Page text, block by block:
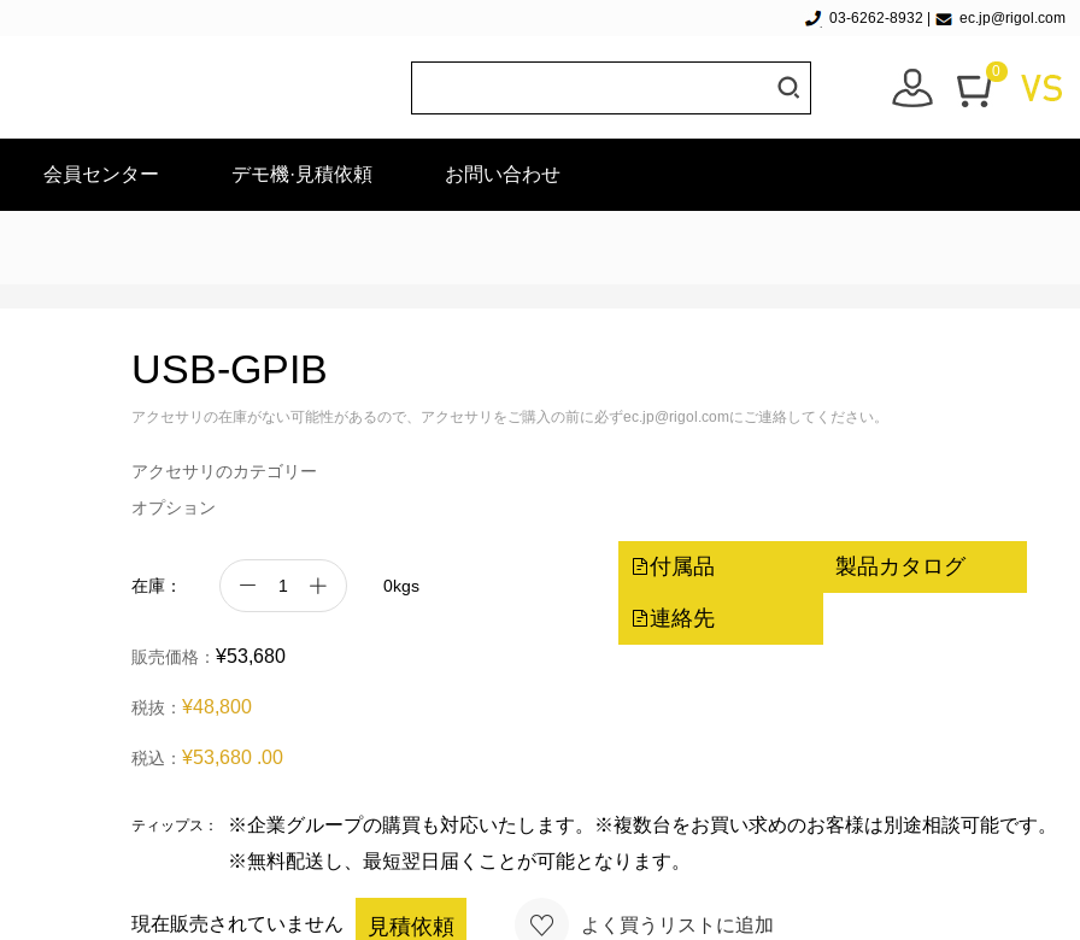
03-6262-8932 ec.jp@rigol.com
0
会員センター デモ機·見積依頼 お問い合わせ
USB-GPIB
アクセサリの在庫がない可能性があるので、アクセサリをご購入の前に必ずec.jp@rigol.comにご連絡してください。
アクセサリのカテゴリー
オプション
付属品 製品カタログ
連絡先
在庫： 0kgs
販売価格： ¥53,680
税抜： ¥48,800
税込： ¥53,680 .00
ティップス：
※企業グループの購買も対応いたします。※複数台をお買い求めのお客様は別途相談可能です。
※無料配送し、最短翌日届くことが可能となります。
現在販売されていません 見積依頼 よく買うリストに追加